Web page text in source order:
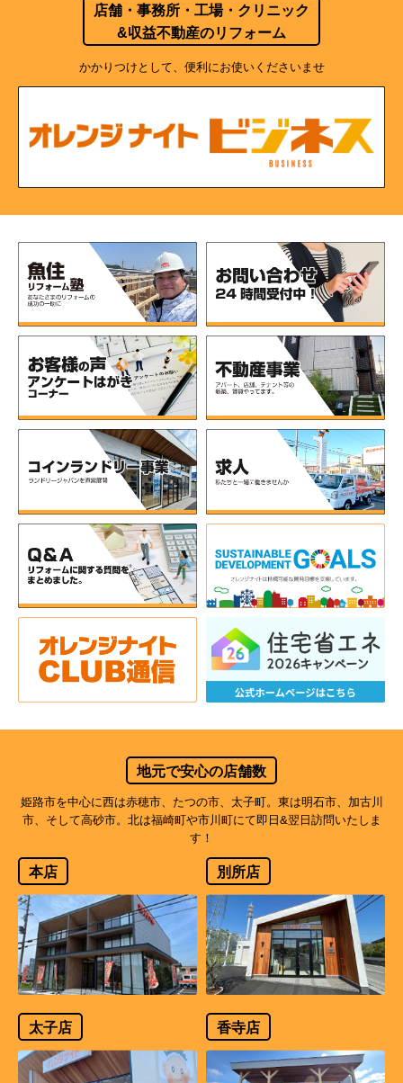
店舗・事務所・工場・クリニック
&収益不動産のリフォーム
かかりつけとして、便利にお使いくださいませ
地元で安心の店舗数
姫路市を中心に西は赤穂市、たつの市、太子町。東は明石市、加古川
市、そして高砂市。北は福崎町や市川町にて即日&翌日訪問いたしま
す！
本店 別所店
太子店 香寺店